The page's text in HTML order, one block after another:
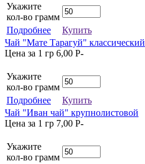
Укажите
кол-во грамм
Подробнее
Купить
Чай "Мате Тарагуй" классический
Цена за 1 гр 6,00 P-
Укажите
кол-во грамм
Подробнее
Купить
Чай "Иван чай" крупнолистовой
Цена за 1 гр 7,00 P-
Укажите
кол-во грамм